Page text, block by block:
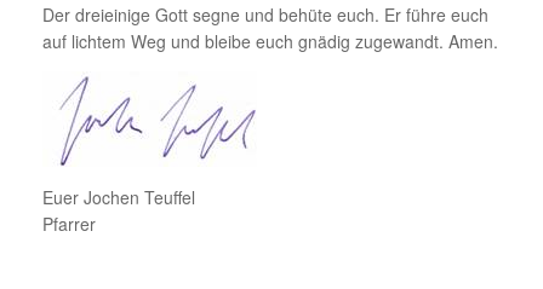
Der dreieinige Gott segne und behüte euch. Er führe euch
auf lichtem Weg und bleibe euch gnädig zugewandt. Amen.
Euer Jochen Teuffel
Pfarrer